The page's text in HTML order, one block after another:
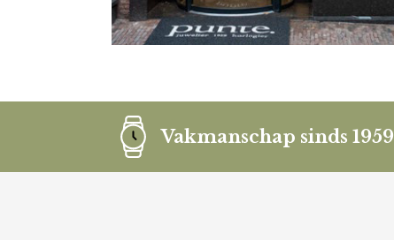
Vakmanschap sinds 1959